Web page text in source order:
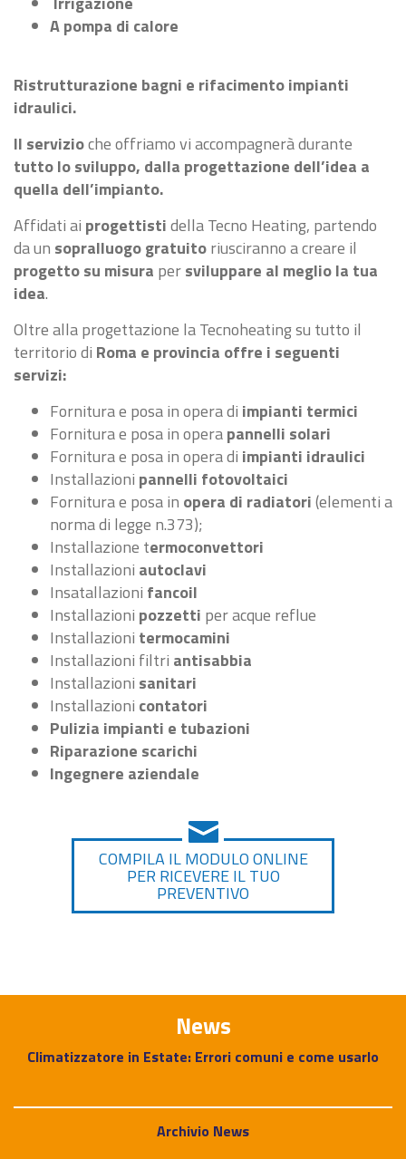
A pompa di calore
Ristrutturazione bagni e rifacimento impianti
idraulici.
Il servizioche offriamo vi accompagneràdurante
tutto lo sviluppo, dalla progettazione dell’idea a
quella dell’impianto.
Affidati ai progettistidella Tecno Heating, partendo
da un sopralluogo gratuitoriusciranno a creare il
progetto su misura persviluppare al meglio la tua
idea.
Oltre alla progettazione la Tecnoheating su tutto il
territorio di Roma e provincia offre i seguenti
servizi:
Fornitura e posa in opera di impianti termici
Fornitura e posa in operapannelli solari
Fornitura e posa in opera di impianti idraulici
Installazioni pannelli fotovoltaici
Fornitura e posa in opera di radiatori(elementi a
norma di legge n.373);
Installazione termoconvettori
Installazioni autoclavi
Insatallazioni fancoil
Installazioni pozzetti per acque reflue
Installazioni termocamini
Installazioni filtri antisabbia
Installazioni sanitari
Installazioni contatori
Pulizia impianti e tubazioni
Riparazione scarichi
Ingegnere aziendale
COMPILA IL MODULO ONLINE
PER RICEVERE IL TUO
PREVENTIVO
News
Climatizzatore in Estate: Errori comuni e come usarlo
Archivio News